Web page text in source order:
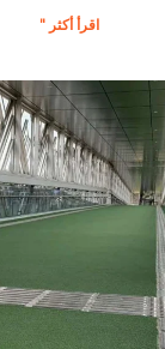
اقرأ أكثر "